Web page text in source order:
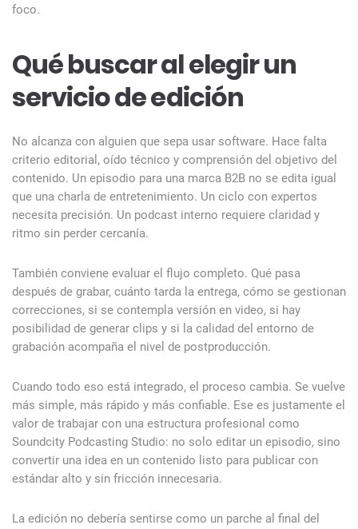
foco.
Qué buscar al elegir un
servicio de edición
No alcanza con alguien que sepa usar software. Hace falta
criterio editorial, oído técnico y comprensión del objetivo del
contenido. Un episodio para una marca B2B no se edita igual
que una charla de entretenimiento. Un ciclo con expertos
necesita precisión. Un podcast interno requiere claridad y
ritmo sin perder cercanía.
También conviene evaluar el flujo completo. Qué pasa
después de grabar, cuánto tarda la entrega, cómo se gestionan
correcciones, si se contempla versión en video, si hay
posibilidad de generar clips y si la calidad del entorno de
grabación acompaña el nivel de postproducción.
Cuando todo eso está integrado, el proceso cambia. Se vuelve
más simple, más rápido y más confiable. Ese es justamente el
valor de trabajar con una estructura profesional como
Soundcity Podcasting Studio: no solo editar un episodio, sino
convertir una idea en un contenido listo para publicar con
estándar alto y sin fricción innecesaria.
La edición no debería sentirse como un parche al final del